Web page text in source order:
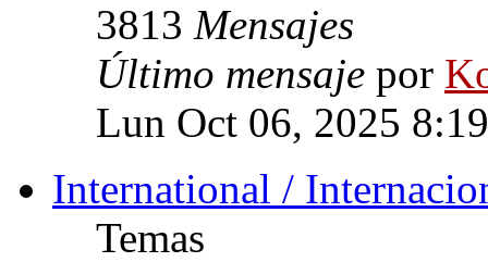
3813 Mensajes
Último mensaje por
Lun Oct 06, 2025
International /
Temas